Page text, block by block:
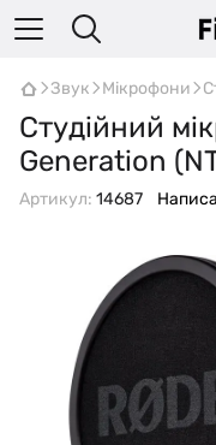
Звук Мікрофони
Студійний
Generation
Артикул: 14687